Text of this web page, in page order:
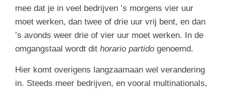
mee dat je in veel bedrijven ’s morgens vier uur
moet werken, dan twee of drie uur vrij bent, en dan
’s avonds weer drie of vier uur moet werken. In de
omgangstaal wordt dit horario partido genoemd.
Hier komt overigens langzaamaan wel verandering
in. Steeds meer bedrijven, en vooral multinationals,